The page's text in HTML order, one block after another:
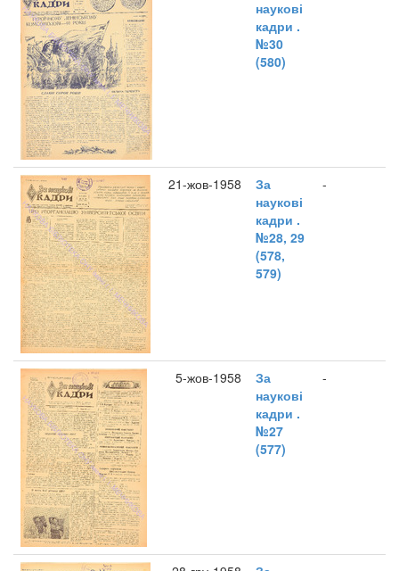
наукові
кадри .
№30
(580)
21-жов-1958
За
наукові
кадри .
№28, 29
(578,
579)
-
5-жов-1958
За
наукові
кадри .
№27
(577)
-